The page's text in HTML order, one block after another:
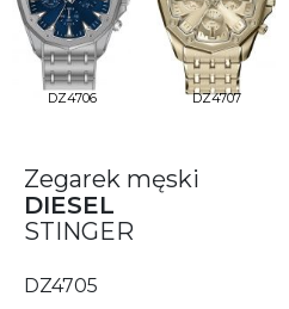
DZ4706 DZ4707
Zegarek męski
DIESEL
STINGER
DZ4705